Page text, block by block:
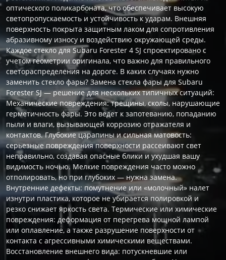
оптического поликарбоната, что обеспечивает высокую
светопропускаемость и устойчивость к ударам. Внешняя
поверхность покрыта защитным лаком для сопротивления
абразивному износу и воздействию окружающей среды.
Каждое стекло для Subaru Forester 4 SJ спроектировано с
учетом геометрии оригинала, что важно для правильного
светораспределения на дороге. В каких случаях нужно
заменить стекло фары? Замена стекла фары для Subaru
Forester SJ — решение для нескольких типичных ситуаций:
Механические повреждения: трещины, сколы, нарушающие
герметичность фары. Это ведет к запотеванию, попаданию
пыли и влаги, вызывающей коррозию отражателя и
контактов. Глубокие царапины и сильная матовость:
серьезные повреждения поверхности рассеивают свет
неправильно, создавая опасные блики и ухудшая вашу
видимость ночью. Мелкие повреждения часто можно
отполировать, но при глубоких — нужна замена.
Внутренние дефекты: помутнение или «молочный» налет
изнутри пластика, которое не убирается полировкой и
резко снижает яркость света. Термические или химические
повреждения: деформация от перегрева мощной лампой
или оплавление, а также разрушение поверхности от
контакта с агрессивными химическими веществами.
Восстановление внешнего вида: потускневшие или